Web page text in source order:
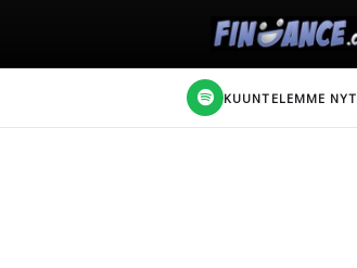
KUUNTELEMME NYT